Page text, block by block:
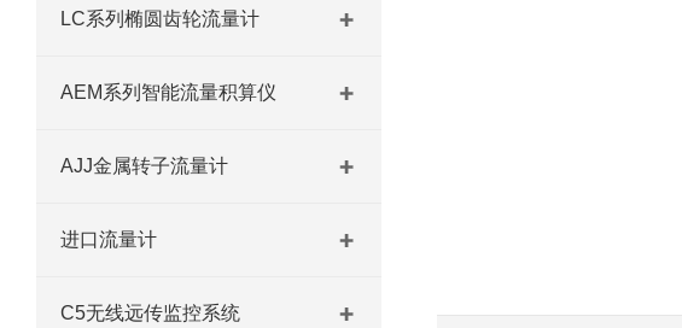
LC系列椭圆齿轮流量计
AEM系列智能流量积算仪
AJJ金属转子流量计
进口流量计
C5无线远传监控系统